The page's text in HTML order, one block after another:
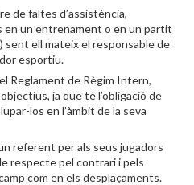
de faltes d’assistència,
un entrenament o en un partit
ell mateix el responsable de
esportiu.
Reglament de Règim Intern,
ja que té l’obligació de
los en l’àmbit de la seva
referent per als seus jugadors
respecte pel contrari i pels
com en els desplaçaments.